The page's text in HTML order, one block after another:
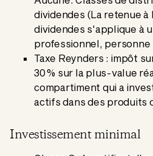
dividendes (La retenue à
dividendes s'applique à
professionnel, personne
Taxe Reynders : impôt
30 % sur la plus-value
compartiment qui a
actifs dans des produits
Investissement minimal